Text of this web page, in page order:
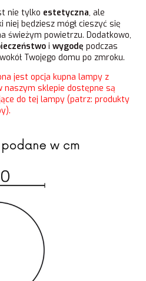
nie tylko estetyczna, ale
niej będziesz mógł cieszyć się
świeżym powietrzu. Dodatkowo,
i wygodę podczas
Twojego domu po zmroku.
jest opcja kupna lampy z
naszym sklepie dostępne są
do tej lampy (patrz: produkty